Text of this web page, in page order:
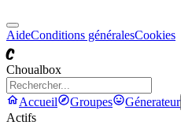
AideConditions généralesCookies
C
Choualbox
Accueil Groupes Génerateur
Actifs